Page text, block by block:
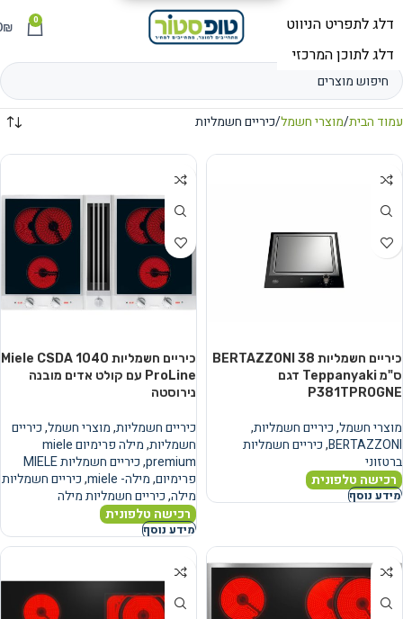
תפריט 0
₪
עמוד הבית מוצרי חשמל כיריים חשמליות
כיריים חשמליות BERTAZZONI 38
ס"מ Teppanyaki דגם
P381TPROGNE
מוצרי חשמל,כיריים חשמליות,
BERTAZZONI
,כיריים חשמליות
ברטזוני
רכישה טלפונית
מידע נוסף
כיריים חשמליות Miele CSDA 1040
ProLine עם קולט אדים מובנה
נירוסטה
כיריים חשמליות,מוצרי חשמל,כיריים
חשמליות,
מילה פרימיום miele
premium
,
כיריים חשמליות MIELE
פרימיום,מילה- miele ,כיריים חשמליות
מילה,כיריים חשמליות מילה
רכישה טלפונית
מידע נוסף